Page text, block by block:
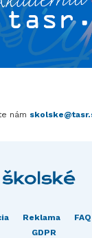
nám
Reklama FAQ
GDPR